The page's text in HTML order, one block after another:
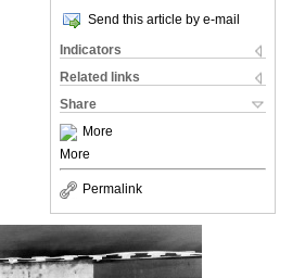
Send this article by e-mail
Indicators
Related links
Share
More
More
Permalink